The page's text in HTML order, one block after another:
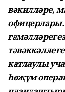
вәкилләре,
офицерлары.
катлаулы
һөҗүм